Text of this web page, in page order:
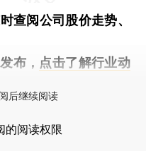
查阅公司股价走势、
布， 点击了解行业动
后继续阅读
的阅读权限